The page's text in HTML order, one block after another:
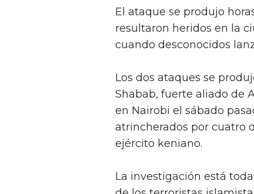
El ataque se produjo
resultaron heridos en la
cuando desconocidos
Los dos ataques se
Shabab, fuerte aliado de
en Nairobi el sábado
atrincherados por cuatro
ejército keniano.
La investigación está